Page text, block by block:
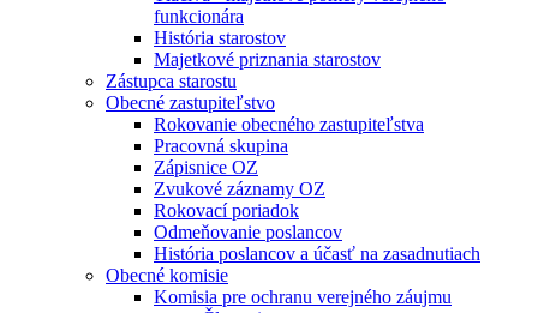
funkcionára
História starostov
Majetkové priznania starostov
Zástupca starostu
Obecné zastupiteľstvo
Rokovanie obecného zastupiteľstva
Pracovná skupina
Zápisnice OZ
Zvukové záznamy OZ
Rokovací poriadok
Odmeňovanie poslancov
História poslancov a účasť na zasadnutiach
Obecné komisie
Komisia pre ochranu verejného záujmu